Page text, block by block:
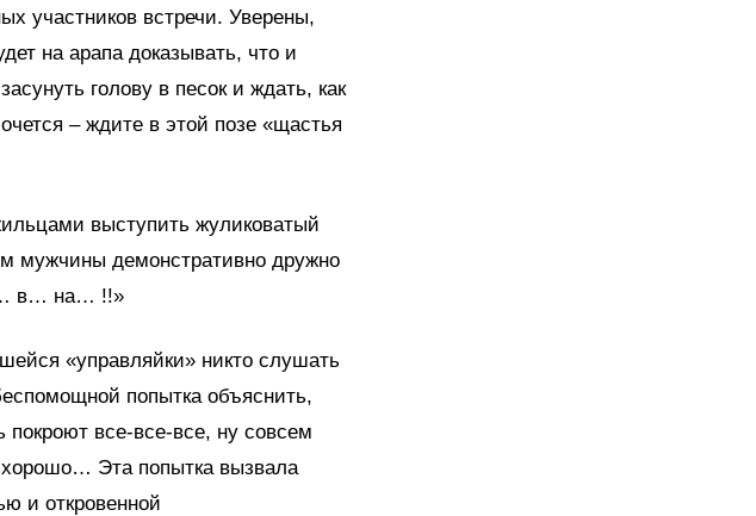
участников встречи. Уверены,
на арапа доказывать, что и
голову в песок и ждать, как
– ждите в этой позе «щастья
выступить жуликоватый
мужчины демонстративно дружно
… в… на… !!»
«управляйки» никто слушать
попытка объяснить,
покроют все-все-все, ну совсем
Эта попытка вызвала
и откровенной